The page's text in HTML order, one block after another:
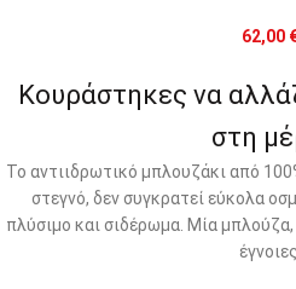
62,00
Κουράστηκες να
στη
Το αντιιδρωτικό μπλουζάκι από
στεγνό, δεν συγκρατεί εύκολα
πλύσιμο και σιδέρωμα. Μία
έγνοιες.